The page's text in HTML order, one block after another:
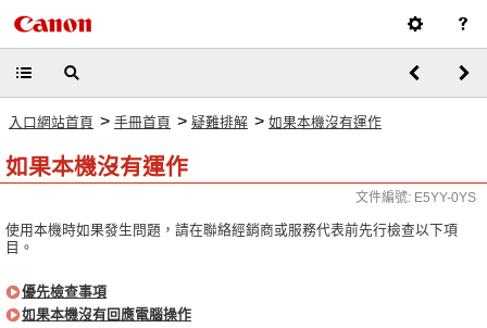
入口網站首頁 > 手冊首頁 > 疑難排解 > 如果本機沒有運作
如果本機沒有運作
文件編號: E5YY-0YS
使用本機時如果發生問題，請在聯絡經銷商或服務代表前先行檢查以下項
目。
優先檢查事項
如果本機沒有回應電腦操作